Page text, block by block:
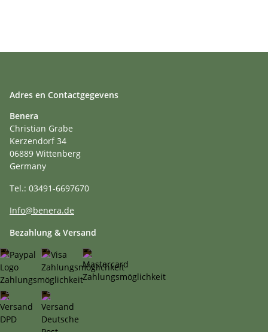
Adres en Contactgegevens
Benera
Christian Grabe
Kerzendorf 34
06889 Wittenberg
Germany
Tel.: 03491-6697670
Info@benera.de
Bezahlung & Versand